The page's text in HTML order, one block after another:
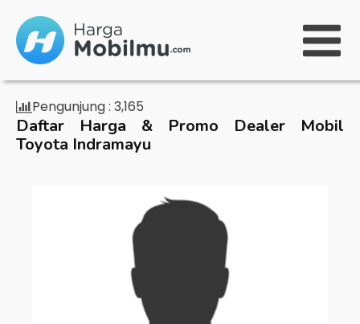
Pengunjung : 3,165
Daftar Harga & Promo Dealer Mobil
Toyota Indramayu